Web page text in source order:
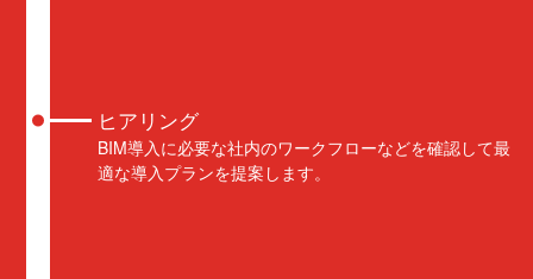
ヒアリング
BIM導入に必要な社内のワークフローなどを確認して最
適な導入プランを提案します。